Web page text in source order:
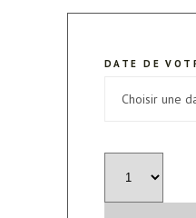
DATE DE